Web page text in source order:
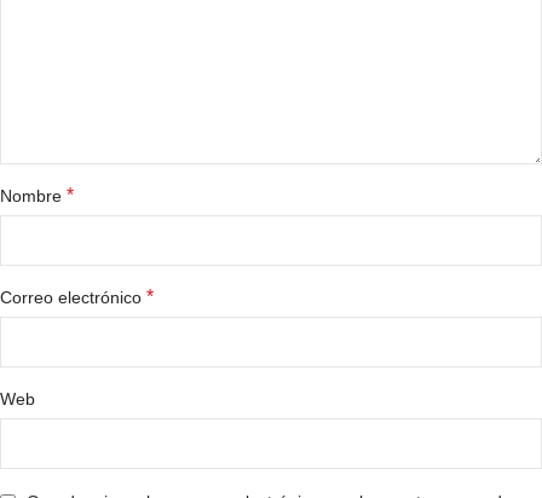
Nombre *
Correo electrónico *
Web